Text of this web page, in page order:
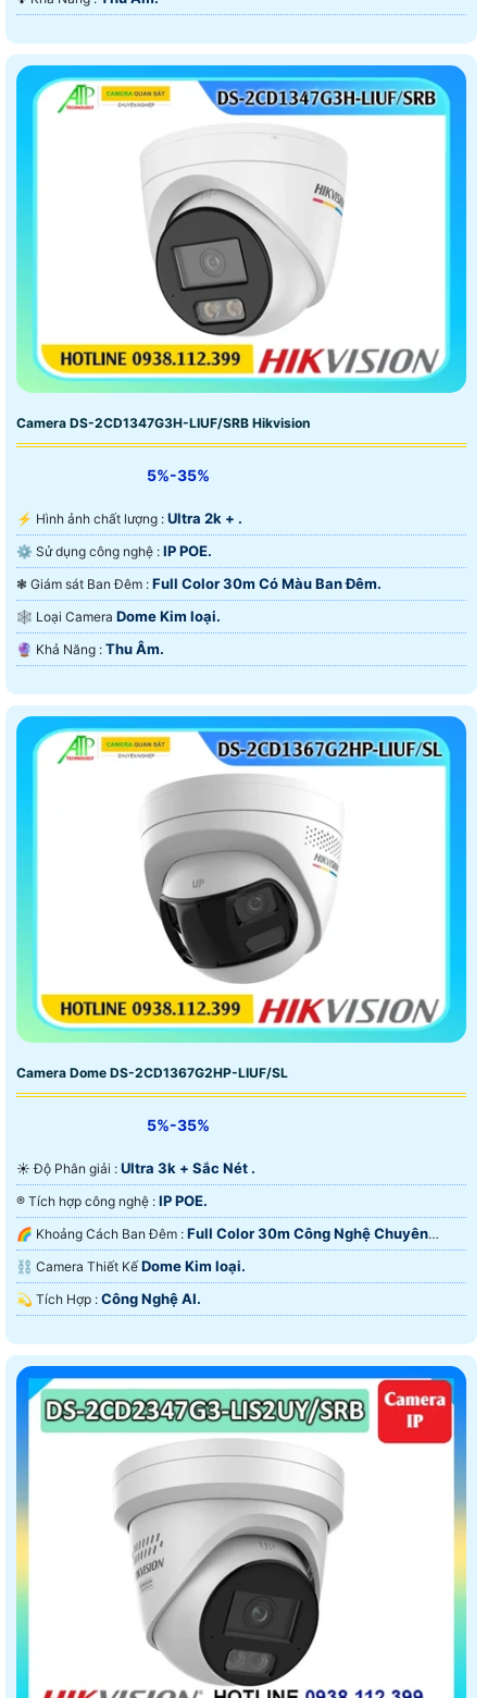
Camera DS-2CD1347G3H-LIUF/SRB Hikvision
5%-35%
️⚡ Hình ảnh chất lượng : Ultra 2k + .
⚙ Sử dụng công nghệ : IP POE.
❃ Giám sát Ban Đêm : Full Color 30m Có Màu Ban Ðêm.
🕸️ Loại Camera Dome Kim loại.
️🔮 Khả Năng : Thu Âm.
Camera Dome DS-2CD1367G2HP-LIUF/SL
5%-35%
☀️ Độ Phân giải : Ultra 3k + Sắc Nét .
®️ Tích hợp công nghệ : IP POE.
🌈 Khoảng Cách Ban Đêm : Full Color 30m Công Nghệ Chuyên
Dụng.⛓ Camera Thiết Kế Dome Kim loại.
️💫 Tích Hợp : Công Nghệ AI.